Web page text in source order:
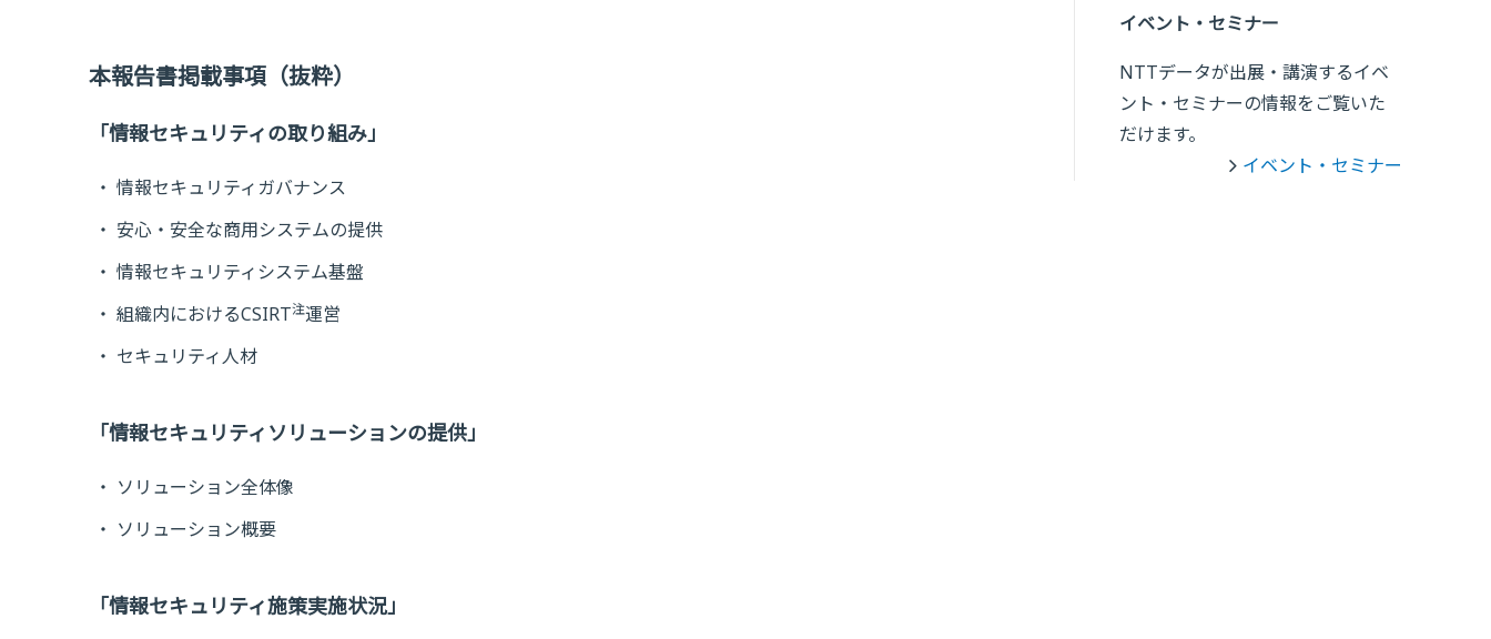
本報告書掲載事項（抜粋）
「情報セキュリティの取り組み」
情報セキュリティガバナンス
安心・安全な商用システムの提供
情報セキュリティシステム基盤
組織内におけるCSIRT注運営
セキュリティ人材
「情報セキュリティソリューションの提供」
ソリューション全体像
ソリューション概要
「情報セキュリティ施策実施状況」
イベント・セミナー
NTTデータが出展・講演するイベ
ント・セミナーの情報をご覧いた
だけます。
イベント・セミナー